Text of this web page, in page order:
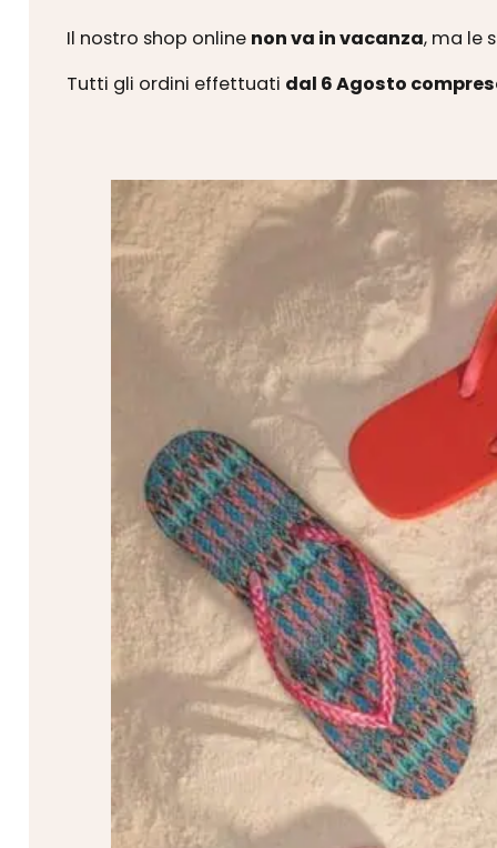
Il nostro shop online non va in vacanza, ma le
Tutti gli ordini effettuati dal 6 Agosto